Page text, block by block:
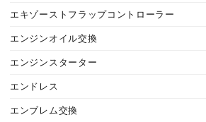
エキゾーストフラップコントローラー
エンジンオイル交換
エンジンスターター
エンドレス
エンブレム交換